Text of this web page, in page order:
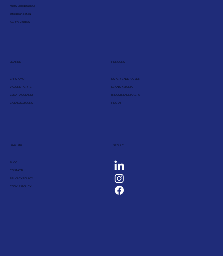
40136, Bologna (BO)
info@leanbet.eu
+39 376 210 8166
LEANBET
CHI SIAMO
VALORE PER TE
COSA FACCIAMO
CATALOGO CORSI
PERCORSI
ESPERIENZE KAIZEN
LEAN SIX SIGMA
INDUSTRIAL MAKERS
PDC-AI
LINK UTILI
BLOG
CONTATTI
PRIVACY POLICY
COOKIE POLICY
SEGUICI